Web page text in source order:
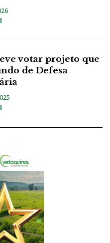
votar projeto que
de Defesa